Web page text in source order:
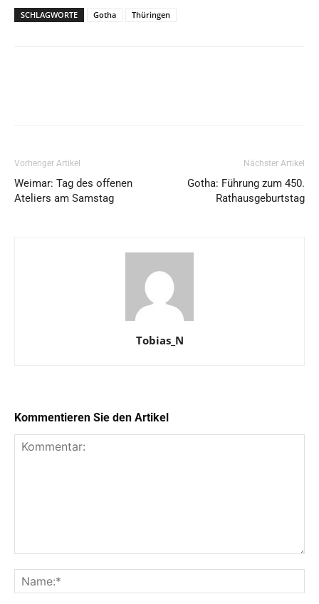
SCHLAGWORTE Gotha Thüringen
Vorheriger Artikel
Weimar: Tag des offenen
Ateliers am Samstag
Nächster Artikel
Gotha: Führung zum 450.
Rathausgeburtstag
Tobias_N
Kommentieren Sie den Artikel